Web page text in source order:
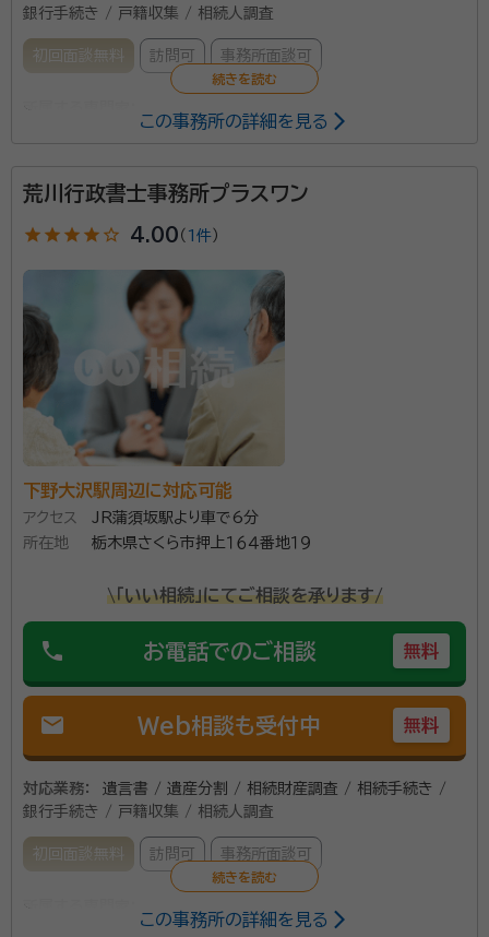
銀行手続き / 戸籍収集 / 相続人調査
初回面談無料 訪問可 事務所面談可
前澤 秀樹（まえざわ ひでき） 特定行政書士
30年以上に渡り実績のある、宇都宮市の行政書士事務
所です。 ご依頼を受けてから完了するまで、当事務所が
責任をもってサポートします。 他士業と提携しているの
で、面倒な手続きはありません。
資格等： 特定行政書士
所属団体： 栃木県行政書士会
この事務所の詳細を見る
荒川行政書士事務所プラスワン
star star star star star_outline 4.00 （ 1件 ）
下野大沢駅周辺に対応可能
アクセス
JR蒲須坂駅より車で6分
所在地
栃木県さくら市押上１６４番地１９
\「いい相続」にてご相談を承ります/
phone お電話でのご相談 無料
mail Web相談も受付中 無料
対応業務：
遺言書 / 遺産分割 / 相続財産調査 / 相続手続き /
銀行手続き / 戸籍収集 / 相続人調査
初回面談無料 訪問可 事務所面談可
この事務所の詳細を見る